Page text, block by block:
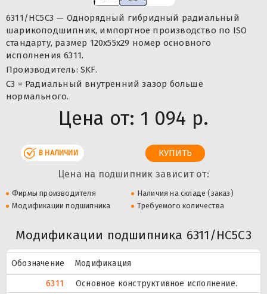
6311/HC5C3 — Однорядный гибридный радиальный
шарикоподшипник, импортное производство по ISO
стандарту, размер 120x55x29 номер основного
исполнения 6311.
Производитель: SKF.
C3 = Радиальный внутренний зазор больше
нормального.
Цена от: 1 094 р.
В НАЛИЧИИ
Цена на подшипник зависит от:
Фирмы производителя
Наличия на складе (заказ)
Модификации подшипника
Требуемого количества
Модификации подшипника 6311/HC5C3
Обозначение
Модификация
6311
Основное конструктивное исполнение.